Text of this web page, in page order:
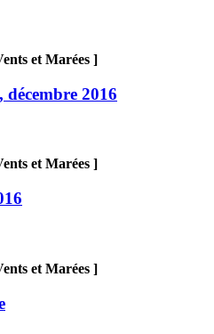
et Marées ]
2016
et Marées ]
et Marées ]